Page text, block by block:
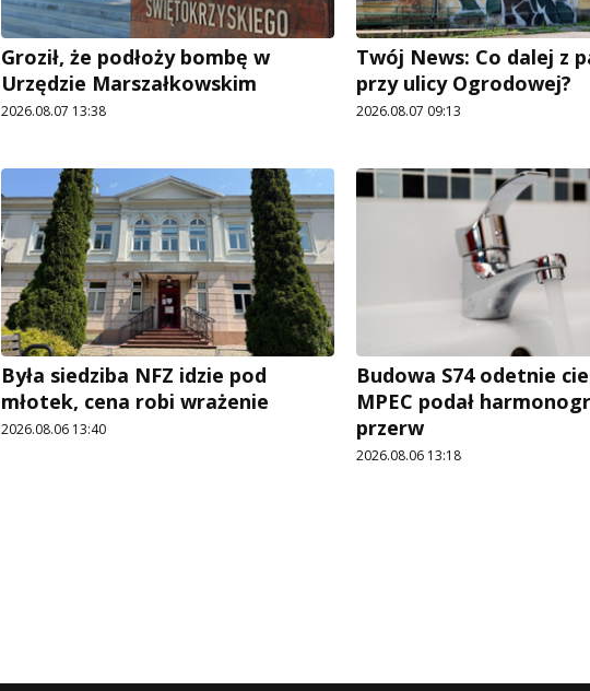
Groził, że podłoży bombę w
Urzędzie Marszałkowskim
2026.08.07 13:38
Twój News: Co dalej z
przy ulicy Ogrodowej?
2026.08.07 09:13
Była siedziba NFZ idzie pod
młotek, cena robi wrażenie
2026.08.06 13:40
Budowa S74 odetnie
MPEC podał
przerw
2026.08.06 13:18